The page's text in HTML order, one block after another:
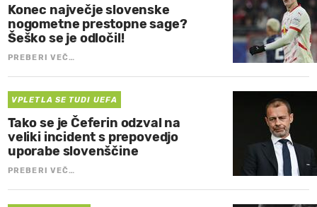
Konec največje slovenske
nogometne prestopne sage?
Šeško se je odločil!
PREBERI VEČ…
VPLETLA SE TUDI UEFA
Tako se je Čeferin odzval na
veliki incident s prepovedjo
uporabe slovenščine
PREBERI VEČ…